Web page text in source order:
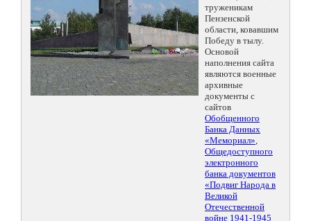
труженикам
Пензенской
области, ковавшим
Победу в тылу.
Основой
наполнения сайта
являются военные
архивные
документы с
сайтов
Обобщенного
Банка Данных
«Мемориал»,
Общедоступного
электронного
банка документов
«Подвиг Народа в
Великой
Отечественной
войне 1941-1945